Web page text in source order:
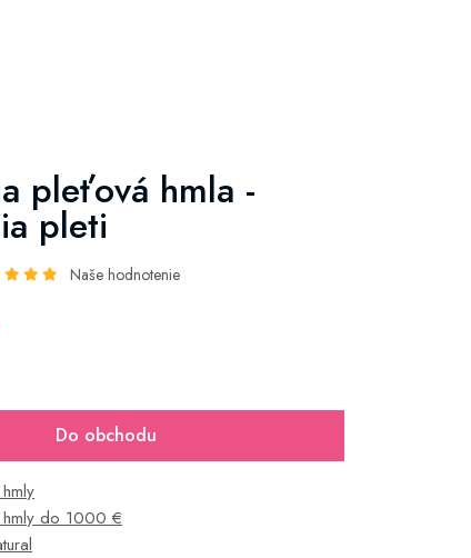
pleťová hmla -
pleti
Naše hodnotenie
Do obchodu
hmly do 1000 €